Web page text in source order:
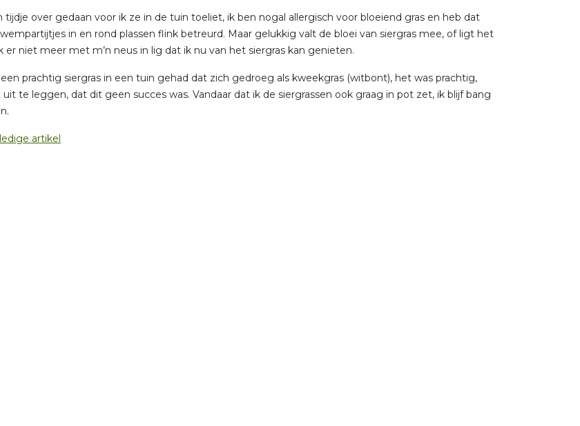
tijdje over gedaan voor ik ze in de tuin toeliet, ik ben nogal allergisch voor bloeiend gras en heb dat
in en rond plassen flink betreurd. Maar gelukkig valt de bloei van siergras mee, of ligt het
er niet meer met m’n neus in lig dat ik nu van het siergras kan genieten.
prachtig siergras in een tuin gehad dat zich gedroeg als kweekgras (witbont), het was prachtig,
te leggen, dat dit geen succes was. Vandaar dat ik de siergrassen ook graag in pot zet, ik blijf bang
artikel